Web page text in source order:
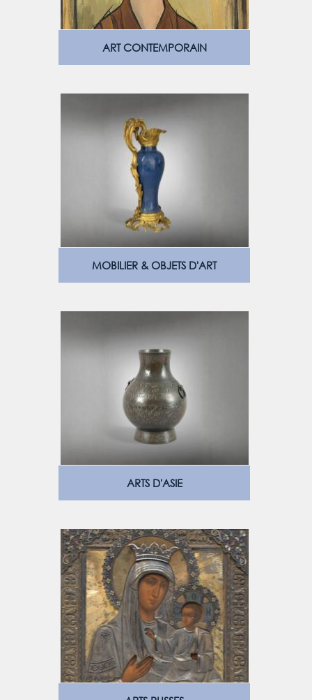
ART CONTEMPORAIN
MOBILIER & OBJETS D'ART
ARTS D'ASIE